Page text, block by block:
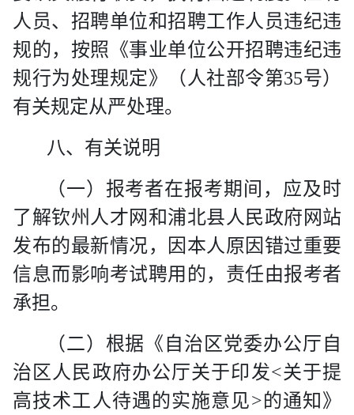
人员、招聘单位和招聘工作人员违纪违
规的，按照《事业单位公开招聘违纪违
规行为处理规定》（人社部令第35号）
有关规定从严处理。
八、有关说明
（一） 报考者在报考期间，应及时
了解钦州人才网和浦北县人民政府网站
发布的最新情况，因本人原因错过重要
信息而影响考试聘用的，责任由报考者
承担。
（二） 根据《自治区党委办公厅自
治区人民政府办公厅关于印发<关于提
高技术工人待遇的实施意见>的通知》